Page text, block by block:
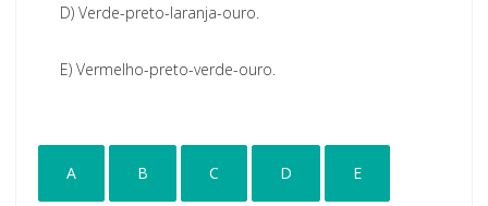
D) Verde-preto-laranja-ouro.
E) Vermelho-preto-verde-ouro.
A B C D E